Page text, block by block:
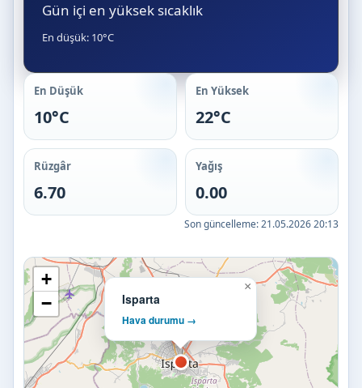
Gün içi en yüksek sıcaklık
En düşük: 10°C
En Düşük
10°C
En Yüksek
22°C
Rüzgâr
6.70
Yağış
0.00
Son güncelleme:21.05.2026 20:13
Isparta
Hava durumu →
×
+
−